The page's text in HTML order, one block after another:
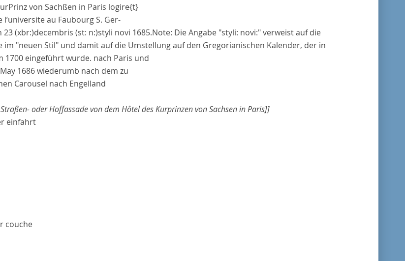
von Sachßen in Paris logire{t}
l’universiteau Faubourg S. Ger-
23(xbr:)decembris (st: n:)styli novi 1685.Note: Die Angabe "styli: novi:" verweist auf die
im "neuen Stil" und damit auf die Umstellung auf den Gregorianischen Kalender, der in
1700 eingeführt wurde. nach Paris und
May1686wiederumb nach dem zu
Carousel nach Engelland
oder Hoffassade von dem Hôtel des Kurprinzen von Sachsen in Paris]]
einfahrt
couche